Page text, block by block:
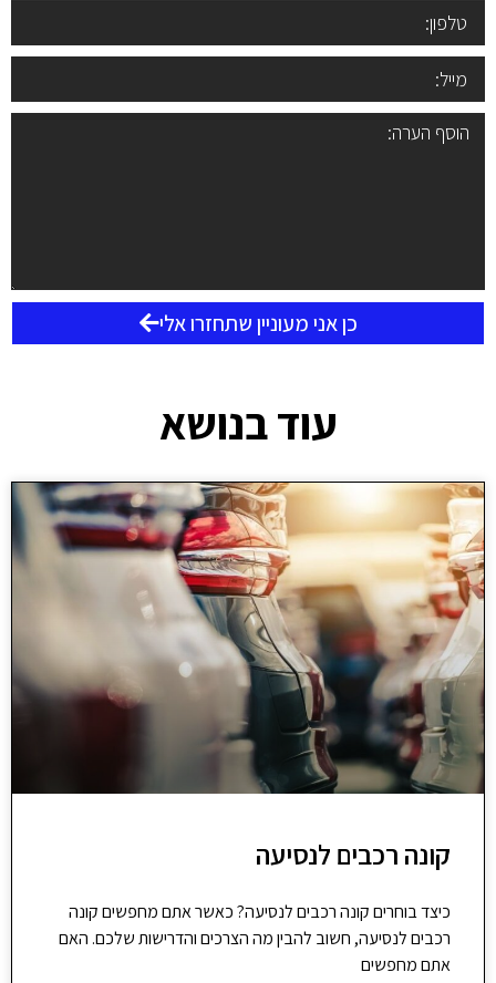
כן אני מעוניין שתחזרו אלי
עוד בנושא
קונה רכבים לנסיעה
כיצד בוחרים קונה רכבים לנסיעה? כאשר אתם מחפשים קונה
רכבים לנסיעה, חשוב להבין מה הצרכים והדרישות שלכם. האם
אתם מחפשים